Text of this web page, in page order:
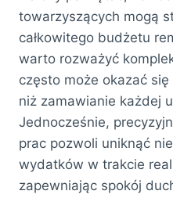
towarzyszących mogą
całkowitego budżetu
warto rozważyć
często może okazać
niż zamawianie każdej
Jednocześnie,
prac pozwoli uniknąć
wydatków w trakcie
zapewniając spokój